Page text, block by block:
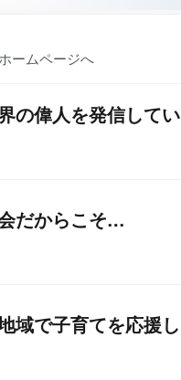
ームページへ
の偉人を発信して
だからこそ…
域で子育てを応援